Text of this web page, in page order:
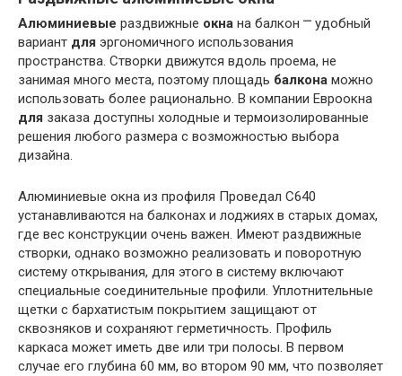
Алюминиевые раздвижные окна на балкон ⎻ удобный
вариант для эргономичного использования
пространства. Створки движутся вдоль проема, не
занимая много места, поэтому площадь балкона можно
использовать более рационально. В компании Евроокна
для заказа доступны холодные и термоизолированные
решения любого размера с возможностью выбора
дизайна.
Алюминиевые окна из профиля Проведал C640
устанавливаются на балконах и лоджиях в старых домах,
где вес конструкции очень важен. Имеют раздвижные
створки, однако возможно реализовать и поворотную
систему открывания, для этого в систему включают
специальные соединительные профили. Уплотнительные
щетки с бархатистым покрытием защищают от
сквозняков и сохраняют герметичность. Профиль
каркаса может иметь две или три полосы. В первом
случае его глубина 60 мм, во втором 90 мм, что позволяет